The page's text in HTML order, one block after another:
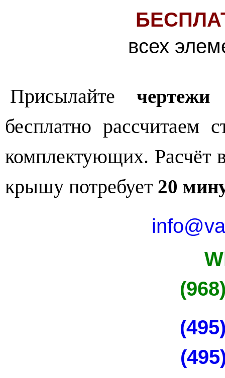
всех
Присылайтечертежи
бесплатно рассчитаем
комплектующих. Расчёт
крышу потребует 20